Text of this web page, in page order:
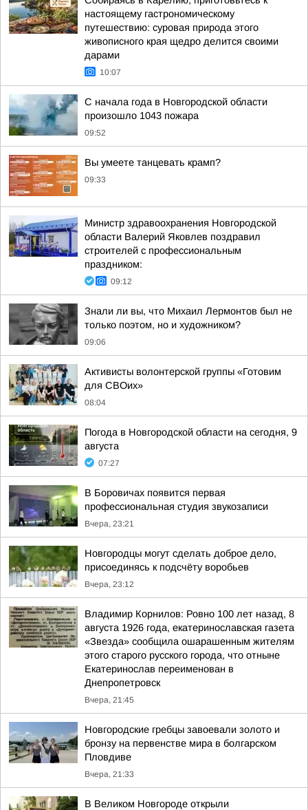
настоящему гастрономическому
путешествию: суровая природа этого
живописного края щедро делится своими
дарами
10:07
С начала года в Новгородской области
произошло 1043 пожара
09:52
Вы умеете танцевать крамп?
09:33
Министр здравоохранения Новгородской
области Валерий Яковлев поздравил
строителей с профессиональным
праздником:
09:12
Знали ли вы, что Михаил Лермонтов был не
только поэтом, но и художником?
09:06
Активисты волонтерской группы «Готовим
для СВОих»
08:04
Погода в Новгородской области на сегодня, 9
августа
07:27
В Боровичах появится первая
профессиональная студия звукозаписи
Вчера, 23:21
Новгородцы могут сделать доброе дело,
присоединясь к подсчёту воробьев
Вчера, 23:12
Владимир Корнилов: Ровно 100 лет назад, 8
августа 1926 года, екатеринославская газета
«Звезда» сообщила ошарашенным жителям
этого старого русского города, что отныне
Екатеринослав переименован в
Днепропетровск
Вчера, 21:45
Новгородские гребцы завоевали золото и
бронзу на первенстве мира в болгарском
Пловдиве
Вчера, 21:33
В Великом Новгороде открыли